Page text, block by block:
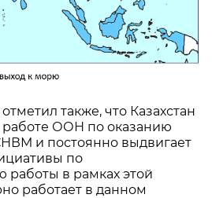
также, что Казахстан
работе ООН по оказанию
и постоянно выдвигает
по
работы в рамках этой
работает в данном